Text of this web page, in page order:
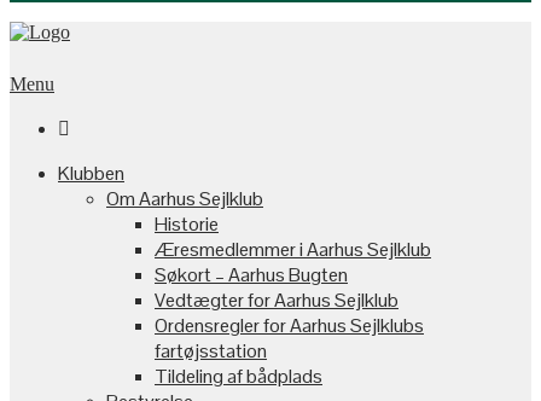
Menu

Klubben
Om Aarhus Sejlklub
Historie
Æresmedlemmer i Aarhus Sejlklub
Søkort – Aarhus Bugten
Vedtægter for Aarhus Sejlklub
Ordensregler for Aarhus Sejlklubs
fartøjsstation
Tildeling af bådplads